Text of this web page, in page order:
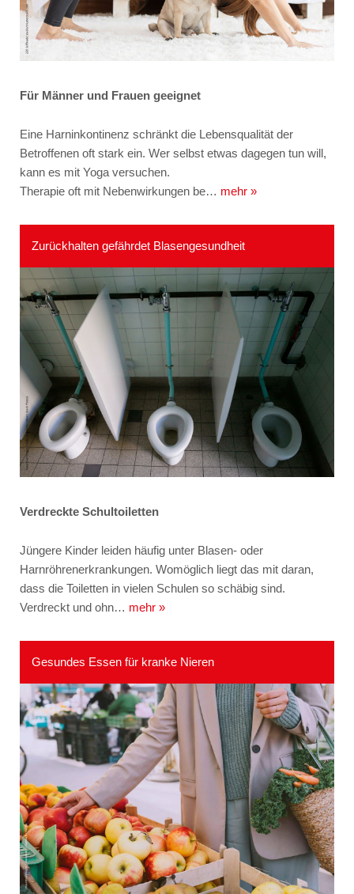
Für Männer und Frauen geeignet
Eine Harninkontinenz schränkt die Lebensqualität der
Betroffenen oft stark ein. Wer selbst etwas dagegen tun will,
kann es mit Yoga versuchen.
Therapie oft mit Nebenwirkungen be… mehr »
Zurückhalten gefährdet Blasengesundheit
Verdreckte Schultoiletten
Jüngere Kinder leiden häufig unter Blasen- oder
Harnröhrenerkrankungen. Womöglich liegt das mit daran,
dass die Toiletten in vielen Schulen so schäbig sind.
Verdreckt und ohn… mehr »
Gesundes Essen für kranke Nieren